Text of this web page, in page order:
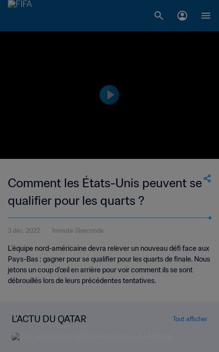
Comment les États-Unis peuvent se
qualifier pour les quarts ?
3 déc. 2022 1minute 31seconde
L'équipe nord-américaine devra relever un nouveau défi face aux
Pays-Bas : gagner pour se qualifier pour les quarts de finale. Nous
jetons un coup d'œil en arrière pour voir comment ils se sont
débrouillés lors de leurs précédentes tentatives.
L'ACTU DU QATAR Tout afficher